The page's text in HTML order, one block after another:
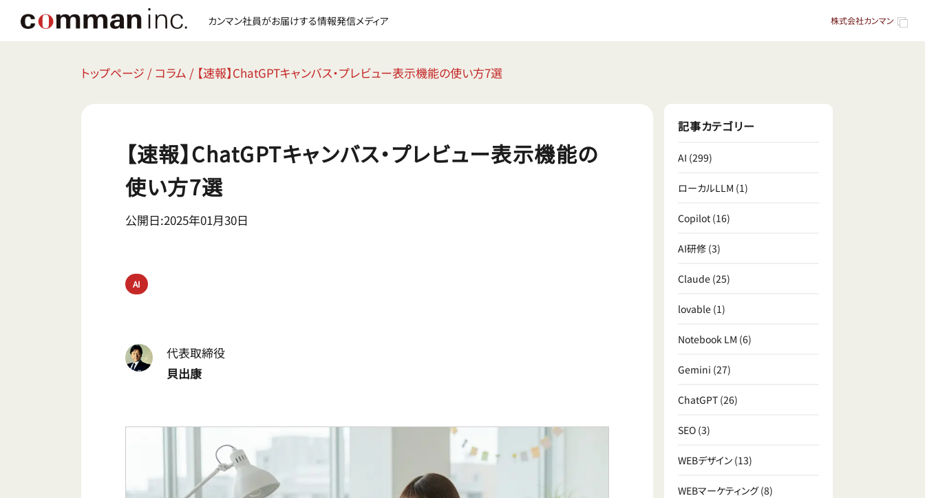
カンマン社員がお届けする情報発信メディア 株式会社カンマン
トップページ / コラム / 【速報】ChatGPTキャンバス・プレビュー表示機能の使い方7選
【速報】ChatGPTキャンバス・プレビュー表示機能の
使い方7選
公開日:2025年01月30日
AI
代表取締役
貝出康
記事カテゴリー
AI (299)
ローカルLLM (1)
Copilot (16)
AI研修 (3)
Claude (25)
lovable (1)
Notebook LM (6)
Gemini (27)
ChatGPT (26)
SEO (3)
WEBデザイン (13)
WEBマーケティング(8)